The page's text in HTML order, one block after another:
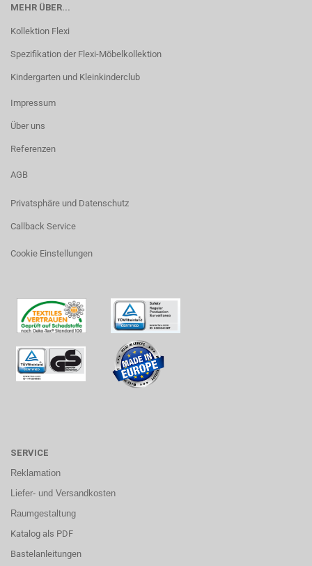
MEHR ÜBER...
Kollektion Flexi
Spezifikation der Flexi-Möbelkollektion
Kindergarten und Kleinkinderclub
Impressum
Über uns
Referenzen
AGB
Privatsphäre und Datenschutz
Callback Service
Cookie Einstellungen
SERVICE
Reklamation
Liefer- und Versandkosten
Raumgestaltung
Katalog als PDF
Bastelanleitungen